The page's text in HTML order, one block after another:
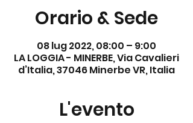
Orario & Sede
08 lug 2022, 08:00 – 9:00
LA LOGGIA - MINERBE, Via Cavalieri
d’Italia, 37046 Minerbe VR, Italia
L'evento